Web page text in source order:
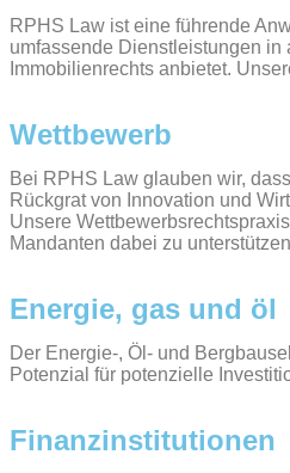
RPHS Law ist eine führende
umfassende Dienstleistungen in
Immobilienrechts anbietet.
Wettbewerb
Bei RPHS Law glauben wir,
Rückgrat von Innovation und
Unsere
Mandanten dabei zu
Energie, gas und öl
Der Energie-, Öl- und
Potenzial für potenzielle
Finanzinstitutionen